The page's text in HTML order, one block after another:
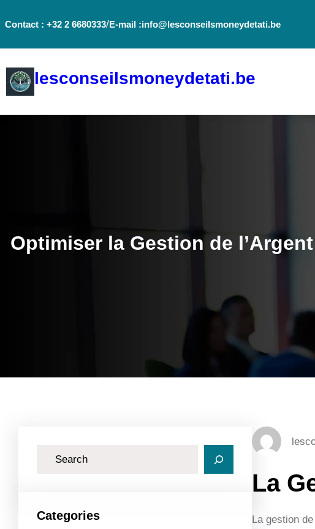
auContact : +32 2 6680333/E-mail :info@lesconseilsmoneydetati.be
lesconseilsmoneydetati.be
Optimiser la Gestion de
Categories
La
La gestion